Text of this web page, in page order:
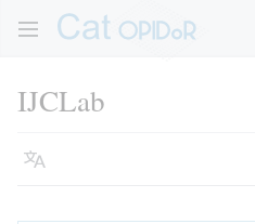
IJCLab
Langue